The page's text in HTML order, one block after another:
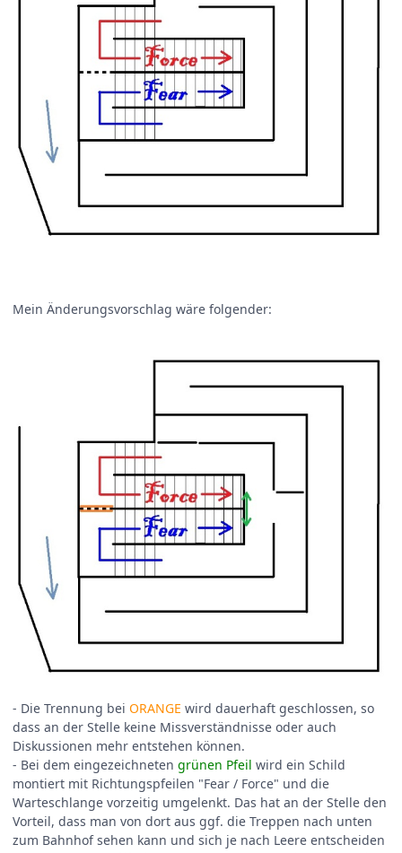
Mein Änderungsvorschlag wäre folgender:
- Die Trennung bei ORANGE wird dauerhaft geschlossen, so
dass an der Stelle keine Missverständnisse oder auch
Diskussionen mehr entstehen können.
- Bei dem eingezeichneten grünen Pfeil wird ein Schild
montiert mit Richtungspfeilen "Fear / Force" und die
Warteschlange vorzeitig umgelenkt. Das hat an der Stelle den
Vorteil, dass man von dort aus ggf. die Treppen nach unten
zum Bahnhof sehen kann und sich je nach Leere entscheiden